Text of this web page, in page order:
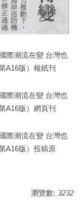
際潮流在變 台灣也
A16版）報紙刊
際潮流在變 台灣也
A16版）網頁刊
際潮流在變 台灣也
A16版）投稿原
瀏覽數: 3232